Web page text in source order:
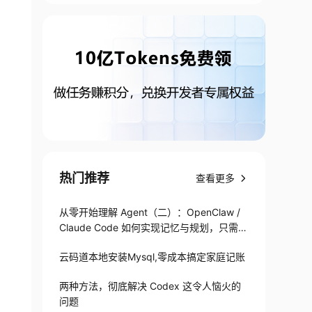
热门推荐 查看更多
从零开始理解 Agent（二）：OpenClaw /
Claude Code 如何实现记忆与规划，只需1
云码道本地安装Mysql,零成本搞定家庭记账
两种方法，彻底解决 Codex 这令人恼火的
问题